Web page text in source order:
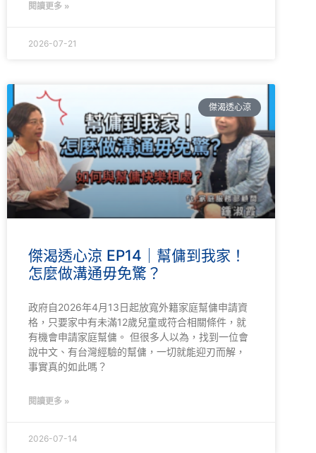
閱讀更多 »
2026-07-21
傑渴透心涼
傑渴透心涼 EP14｜幫傭到我家！
怎麼做溝通毋免驚？
政府自2026年4月13日起放寬外籍家庭幫傭申請資
格，只要家中有未滿12歲兒童或符合相關條件，就
有機會申請家庭幫傭。 但很多人以為，找到一位會
說中文、有台灣經驗的幫傭，一切就能迎刃而解，
事實真的如此嗎？
閱讀更多 »
2026-07-14